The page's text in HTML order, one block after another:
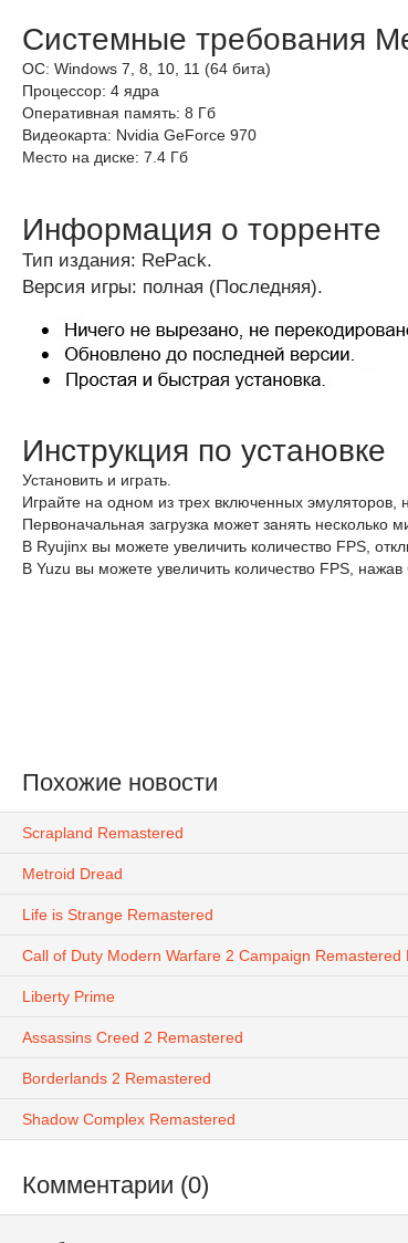
Системные требования
ОС: Windows 7, 8, 10, 11 (64 бита)
Процессор: 4 ядра
Оперативная память: 8 Гб
Видеокарта: Nvidia GeForce 970
Место на диске: 7.4 Гб
Информация о торренте
Тип издания: RePack.
Версия игры: полная (Последняя).
Инструкция по установке
Установить и играть.
Играйте на одном из трех включенных эмуляторов,
Первоначальная загрузка может занять несколько
В Ryujinx вы можете увеличить количество FPS,
В Yuzu вы можете увеличить количество FPS, нажав
Похожие новости
Scrapland Remastered
Metroid Dread
Life is Strange Remastered
Call of Duty Modern Warfare 2 Campaign Remastered
Liberty Prime
Assassins Creed 2 Remastered
Borderlands 2 Remastered
Shadow Complex Remastered
Комментарии (0)